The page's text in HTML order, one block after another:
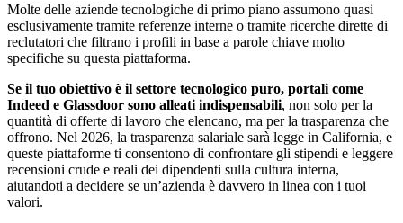
Molte delle aziende tecnologiche di primo piano assumono quasi
esclusivamente tramite referenze interne o tramite ricerche dirette di
reclutatori che filtrano i profili in base a parole chiave molto
specifiche su questa piattaforma.
Se il tuo obiettivo è il settore tecnologico puro, portali come
Indeed e Glassdoor sono alleati indispensabili, non solo per la
quantità di offerte di lavoro che elencano, ma per la trasparenza che
offrono. Nel 2026, la trasparenza salariale sarà legge in California, e
queste piattaforme ti consentono di confrontare gli stipendi e leggere
recensioni crude e reali dei dipendenti sulla cultura interna,
aiutandoti a decidere se un’azienda è davvero in linea con i tuoi
valori.